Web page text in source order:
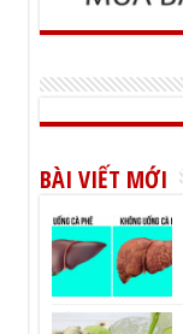
BÀI VIẾT MỚI